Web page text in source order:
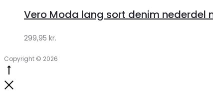
Klædeskabet.dk
Vero Moda lang sort denim nederdel
299,95 kr.
Copyright © 2026